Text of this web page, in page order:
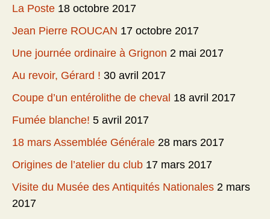
La Poste 18 octobre 2017
Jean Pierre ROUCAN 17 octobre 2017
Une journée ordinaire à Grignon 2 mai 2017
Au revoir, Gérard ! 30 avril 2017
Coupe d’un entérolithe de cheval 18 avril 2017
Fumée blanche! 5 avril 2017
18 mars Assemblée Générale 28 mars 2017
Origines de l’atelier du club 17 mars 2017
Visite du Musée des Antiquités Nationales 2 mars
2017